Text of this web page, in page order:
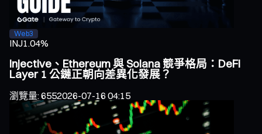
Web3
INJ1.04%
Injective、Ethereum 與 Solana 競爭格局：DeFi
Layer 1 公鏈正朝向差異化發展？
瀏覽量:6552026-07-16 04:15